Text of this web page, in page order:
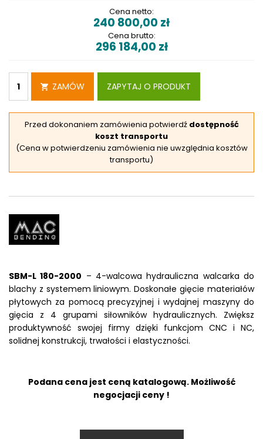
Cena netto:
240 800,00 zł
Cena brutto:
296 184,00 zł
ZAMÓW ZAPYTAJ O PRODUKT
Przed dokonaniem zamówienia potwierdź dostępność
koszt transportu
(Cena w potwierdzeniu zamówienia nie uwzględnia kosztów
transportu)
SBM-L 180-2000 – 4-walcowa hydrauliczna walcarka do
blachy z systemem liniowym. Doskonałe gięcie materiałów
płytowych za pomocą precyzyjnej i wydajnej maszyny do
gięcia z 4 grupami siłowników hydraulicznych. Zwiększ
produktywność swojej firmy dzięki funkcjom CNC i NC,
solidnej konstrukcji, trwałości i elastyczności.
Podana cena jest ceną katalogową. Możliwość
negocjacji ceny !